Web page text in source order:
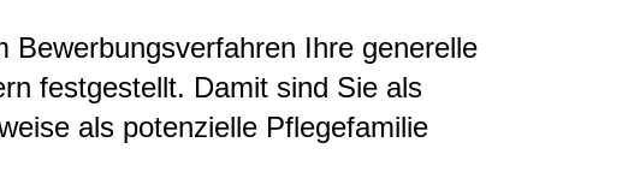
Bewerbungsverfahren Ihre generelle
festgestellt. Damit sind Sie als
als potenzielle Pflegefamilie